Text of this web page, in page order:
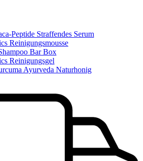
Peptide Straffendes Serum
Reinigungsmousse
Bar Box
Reinigungsgel
Ayurveda Naturhonig